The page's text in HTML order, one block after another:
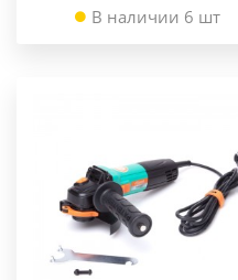
В наличии 6 шт